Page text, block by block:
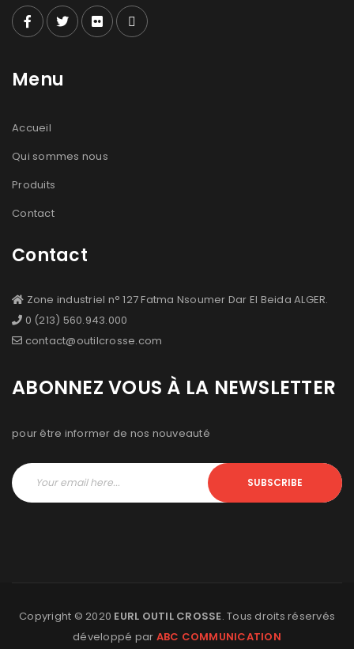
Menu
Accueil
Qui sommes nous
Produits
Contact
Contact
Zone industriel n° 127 Fatma Nsoumer Dar El Beida ALGER.
0 (213) 560.943.000
contact@outilcrosse.com
ABONNEZ VOUS À LA NEWSLETTER
pour être informer de nos nouveauté
SUBSCRIBE
Copyright © 2020 EURL OUTIL CROSSE. Tous droits réservés
développé par ABC COMMUNICATION